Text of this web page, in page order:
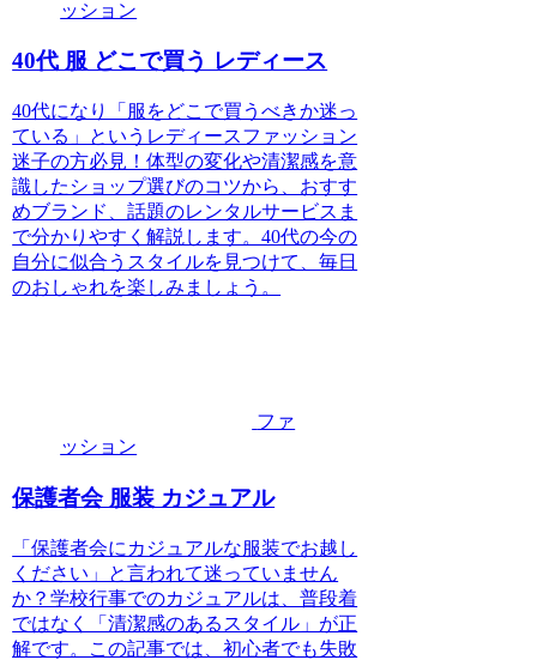
ッション
40代 服 どこで買う レディース
40代になり「服をどこで買うべきか迷っ
ている」というレディースファッション
迷子の方必見！体型の変化や清潔感を意
識したショップ選びのコツから、おすす
めブランド、話題のレンタルサービスま
で分かりやすく解説します。40代の今の
自分に似合うスタイルを見つけて、毎日
のおしゃれを楽しみましょう。
ファ
ッション
保護者会 服装 カジュアル
「保護者会にカジュアルな服装でお越し
ください」と言われて迷っていません
か？学校行事でのカジュアルは、普段着
ではなく「清潔感のあるスタイル」が正
解です。この記事では、初心者でも失敗